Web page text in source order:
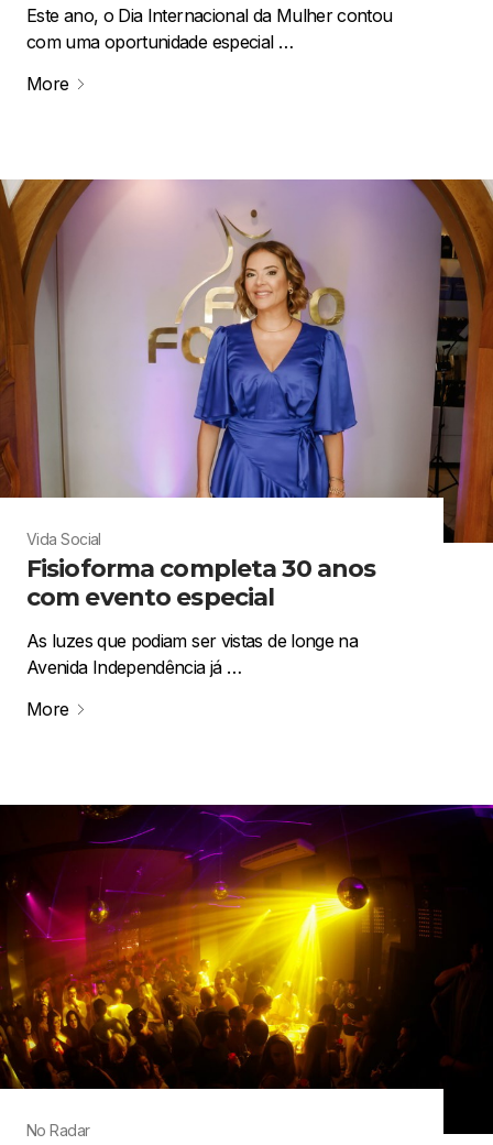
Este ano, o Dia Internacional da Mulher contou
com uma oportunidade especial …
More
Vida Social
Fisioforma completa 30 anos
com evento especial
As luzes que podiam ser vistas de longe na
Avenida Independência já …
More
No Radar